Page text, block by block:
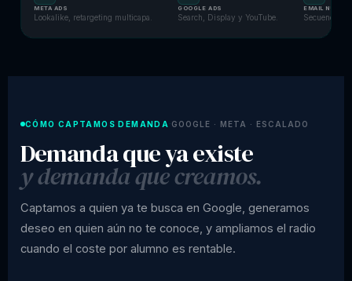
META ADS
Lookalike, retargeting multicapa.
GOOGLE ADS
Search, Display y YouTube.
EMAIL
Secuencias.
CÓMO CAPTAMOS DEMANDA ·GOOGLE · META · ESCALADO
Demanda que ya existe
y demanda que creamos.
Captamos a quien ya te busca en Google, generamos
deseo en quien aún no te conoce, y ampliamos el radio
cuando el coste por alumno es rentable.